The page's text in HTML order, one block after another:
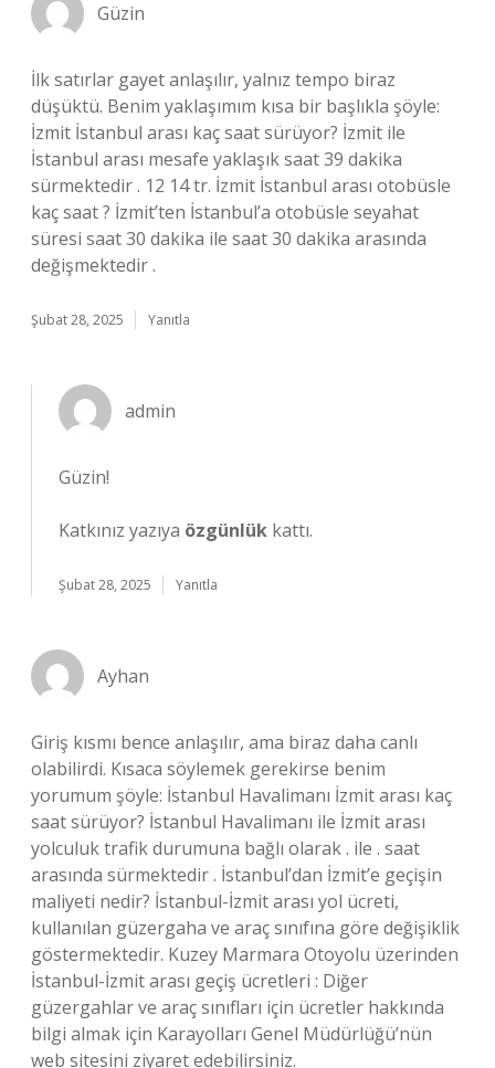
Güzin
İlk satırlar gayet anlaşılır, yalnız tempo biraz
düşüktü. Benim yaklaşımım kısa bir başlıkla şöyle:
İzmit İstanbul arası kaç saat sürüyor? İzmit ile
İstanbul arası mesafe yaklaşık saat 39 dakika
sürmektedir . 12 14 tr. İzmit İstanbul arası otobüsle
kaç saat ? İzmit’ten İstanbul’a otobüsle seyahat
süresi saat 30 dakika ile saat 30 dakika arasında
değişmektedir .
Şubat 28, 2025 Yanıtla
admin
Güzin!
Katkınız yazıya özgünlük kattı.
Şubat 28, 2025 Yanıtla
Ayhan
Giriş kısmı bence anlaşılır, ama biraz daha canlı
olabilirdi. Kısaca söylemek gerekirse benim
yorumum şöyle: İstanbul Havalimanı İzmit arası kaç
saat sürüyor? İstanbul Havalimanı ile İzmit arası
yolculuk trafik durumuna bağlı olarak . ile . saat
arasında sürmektedir . İstanbul’dan İzmit’e geçişin
maliyeti nedir? İstanbul-İzmit arası yol ücreti,
kullanılan güzergaha ve araç sınıfına göre değişiklik
göstermektedir. Kuzey Marmara Otoyolu üzerinden
İstanbul-İzmit arası geçiş ücretleri : Diğer
güzergahlar ve araç sınıfları için ücretler hakkında
bilgi almak için Karayolları Genel Müdürlüğü’nün
web sitesini ziyaret edebilirsiniz.